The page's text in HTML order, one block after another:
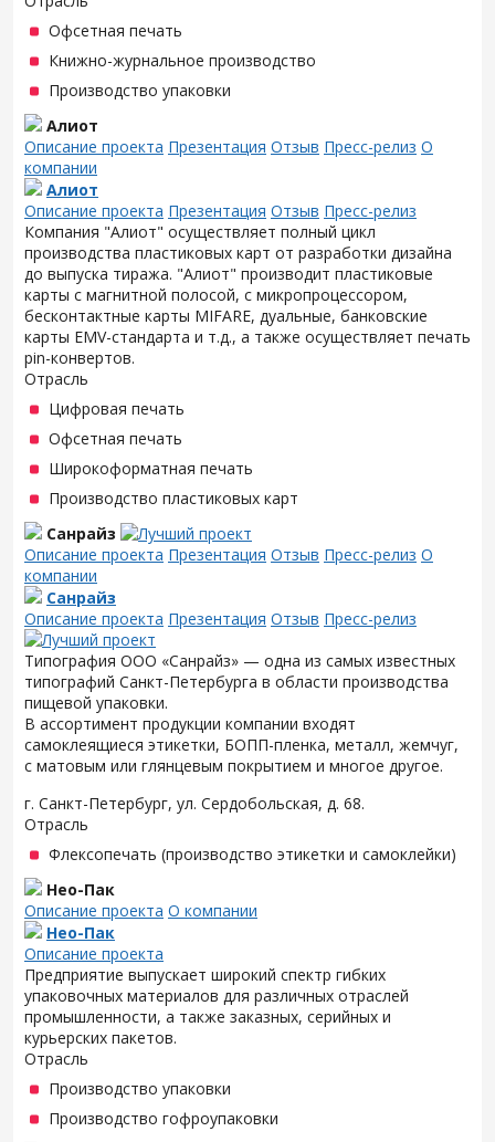
Офсетная печать
Книжно-журнальное производство
Производство упаковки
Алиот
Описание проекта Презентация Отзыв Пресс-релиз О
компании
Алиот
Описание проекта Презентация Отзыв Пресс-релиз
Компания "Алиот" осуществляет полный цикл
производства пластиковых карт от разработки дизайна
до выпуска тиража. "Алиот" производит пластиковые
карты с магнитной полосой, с микропроцессором,
бесконтактные карты MIFARE, дуальные, банковские
карты EMV-стандарта и т.д., а также осуществляет печать
pin-конвертов.
Отрасль
Цифровая печать
Офсетная печать
Широкоформатная печать
Производство пластиковых карт
Санрайз
Описание проекта Презентация Отзыв Пресс-релиз О
компании
Санрайз
Описание проекта Презентация Отзыв Пресс-релиз
Типография ООО «Санрайз» — одна из самых известных
типографий Санкт-Петербурга в области производства
пищевой упаковки.
В ассортимент продукции компании входят
самоклеящиеся этикетки, БОПП-пленка, металл, жемчуг,
с матовым или глянцевым покрытием и многое другое.
г. Санкт-Петербург, ул. Сердобольская, д. 68.
Отрасль
Флексопечать (производство этикетки и самоклейки)
Нео-Пак
Описание проекта О компании
Нео-Пак
Описание проекта
Предприятие выпускает широкий спектр гибких
упаковочных материалов для различных отраслей
промышленности, а также заказных, серийных и
курьерских пакетов.
Отрасль
Производство упаковки
Производство гофроупаковки